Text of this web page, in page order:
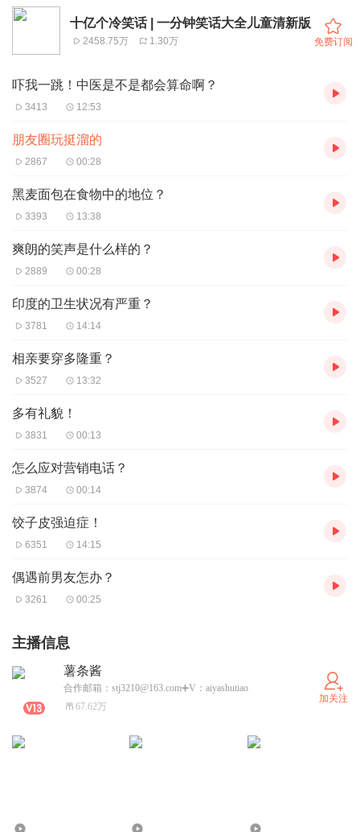
十亿个冷笑话 | 一分钟笑话大全儿童清新版
2458.75万 1.30万 免费订阅
吓我一跳！中医是不是都会算命啊？
3413 12:53
朋友圈玩挺溜的
2867 00:28
黑麦面包在食物中的地位？
3393 13:38
爽朗的笑声是什么样的？
2889 00:28
印度的卫生状况有严重？
3781 14:14
相亲要穿多隆重？
3527 13:32
多有礼貌！
3831 00:13
怎么应对营销电话？
3874 00:14
饺子皮强迫症！
6351 14:15
偶遇前男友怎办？
3261 00:25
主播信息
薯条酱
合作邮箱：stj3210@163.com➕V：aiyashutiao
67.62万
加关注